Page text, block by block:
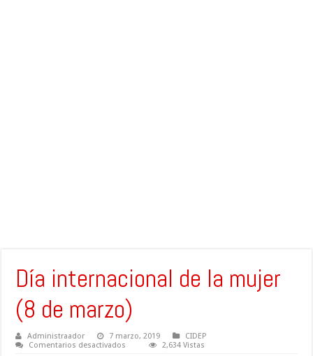
Día internacional de la mujer
(8 de marzo)
Administraador 7 marzo, 2019
CIDEP
Comentarios desactivados
2,634 Vistas